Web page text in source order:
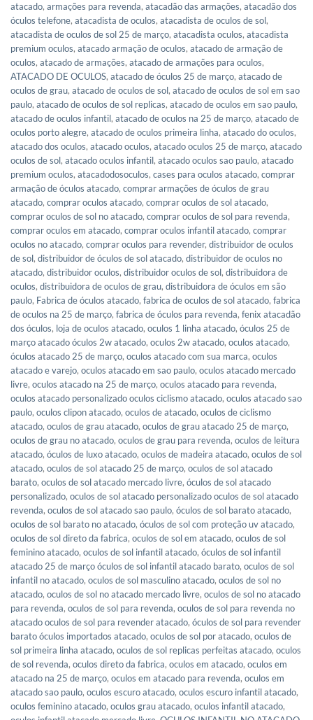
atacado, armações para revenda, atacadão das armações, atacadão dos
óculos telefone, atacadista de oculos, atacadista de oculos de sol,
atacadista de oculos de sol 25 de março, atacadista oculos, atacadista
premium oculos, atacado armação de oculos, atacado de armação de
oculos, atacado de armações, atacado de armações para oculos,
ATACADO DE OCULOS, atacado de óculos 25 de março, atacado de
oculos de grau, atacado de oculos de sol, atacado de oculos de sol em sao
paulo, atacado de oculos de sol replicas, atacado de oculos em sao paulo,
atacado de oculos infantil, atacado de oculos na 25 de março, atacado de
oculos porto alegre, atacado de oculos primeira linha, atacado do oculos,
atacado dos oculos, atacado oculos, atacado oculos 25 de março, atacado
oculos de sol, atacado oculos infantil, atacado oculos sao paulo, atacado
premium oculos, atacadodosoculos, cases para oculos atacado, comprar
armação de óculos atacado, comprar armações de óculos de grau
atacado, comprar oculos atacado, comprar oculos de sol atacado,
comprar oculos de sol no atacado, comprar oculos de sol para revenda,
comprar oculos em atacado, comprar oculos infantil atacado, comprar
oculos no atacado, comprar oculos para revender, distribuidor de oculos
de sol, distribuidor de óculos de sol atacado, distribuidor de oculos no
atacado, distribuidor oculos, distribuidor oculos de sol, distribuidora de
oculos, distribuidora de oculos de grau, distribuidora de óculos em são
paulo, Fabrica de óculos atacado, fabrica de oculos de sol atacado, fabrica
de oculos na 25 de março, fabrica de óculos para revenda, fenix atacadão
dos óculos, loja de oculos atacado, oculos 1 linha atacado, óculos 25 de
março atacado óculos 2w atacado, oculos 2w atacado, oculos atacado,
óculos atacado 25 de março, oculos atacado com sua marca, oculos
atacado e varejo, oculos atacado em sao paulo, oculos atacado mercado
livre, oculos atacado na 25 de março, oculos atacado para revenda,
oculos atacado personalizado oculos ciclismo atacado, oculos atacado sao
paulo, oculos clipon atacado, oculos de atacado, oculos de ciclismo
atacado, oculos de grau atacado, oculos de grau atacado 25 de março,
oculos de grau no atacado, oculos de grau para revenda, oculos de leitura
atacado, óculos de luxo atacado, oculos de madeira atacado, oculos de sol
atacado, oculos de sol atacado 25 de março, oculos de sol atacado
barato, oculos de sol atacado mercado livre, óculos de sol atacado
personalizado, oculos de sol atacado personalizado oculos de sol atacado
revenda, oculos de sol atacado sao paulo, óculos de sol barato atacado,
oculos de sol barato no atacado, óculos de sol com proteção uv atacado,
oculos de sol direto da fabrica, oculos de sol em atacado, oculos de sol
feminino atacado, oculos de sol infantil atacado, óculos de sol infantil
atacado 25 de março óculos de sol infantil atacado barato, oculos de sol
infantil no atacado, oculos de sol masculino atacado, oculos de sol no
atacado, oculos de sol no atacado mercado livre, oculos de sol no atacado
para revenda, oculos de sol para revenda, oculos de sol para revenda no
atacado oculos de sol para revender atacado, óculos de sol para revender
barato óculos importados atacado, oculos de sol por atacado, oculos de
sol primeira linha atacado, oculos de sol replicas perfeitas atacado, oculos
de sol revenda, oculos direto da fabrica, oculos em atacado, oculos em
atacado na 25 de março, oculos em atacado para revenda, oculos em
atacado sao paulo, oculos escuro atacado, oculos escuro infantil atacado,
oculos feminino atacado, oculos grau atacado, oculos infantil atacado,